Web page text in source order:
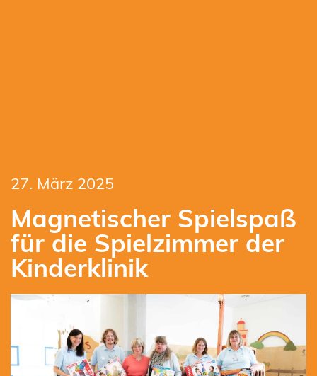
27. März 2025
Magnetischer Spielspaß
für die Spielzimmer der
Kinderklinik